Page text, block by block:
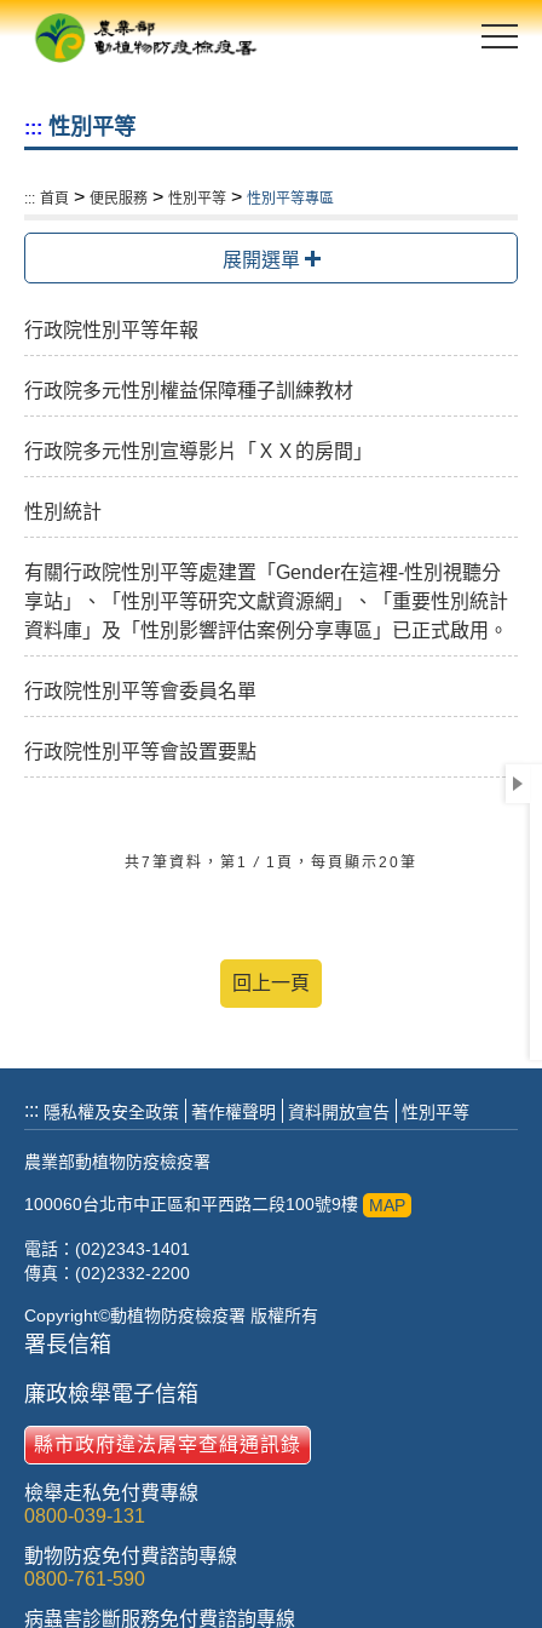
跳
::: 性別平等
::: 首頁 > 便民服務 > 性別平等 > 性別平等專區
展開選單
行政院性別平等年報
行政院多元性別權益保障種子訓練教材
行政院多元性別宣導影片「ＸＸ的房間」
性別統計
有關行政院性別平等處建置「Gender在這裡-性別視聽分
享站」、「性別平等研究文獻資源網」、「重要性別統計
資料庫」及「性別影響評估案例分享專區」已正式啟用。
行政院性別平等會委員名單
行政院性別平等會設置要點
共7筆資料，第1 / 1頁，每頁顯示20筆
回上一頁
::: 隱私權及安全政策 著作權聲明 資料開放宣告 性別平等
農業部動植物防疫檢疫署
100060台北市中正區和平西路二段100號9樓 MAP
電話：(02)2343-1401
傳真：(02)2332-2200
Copyright©動植物防疫檢疫署 版權所有
署長信箱
廉政檢舉電子信箱
縣市政府違法屠宰查緝通訊錄
檢舉走私免付費專線
0800-039-131
動物防疫免付費諮詢專線
0800-761-590
病蟲害診斷服務免付費諮詢專線